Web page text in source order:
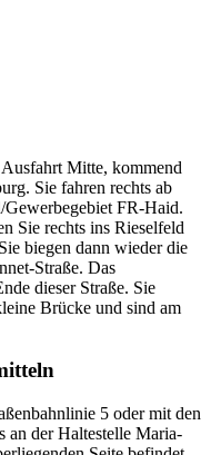
Mitte, kommend
Sie fahren rechts ab
FR-Haid.
Sie rechts ins Rieselfeld
biegen dann wieder die
Straße. Das
dieser Straße. Sie
Brücke und sind am
5 oder mit den
an der Haltestelle Maria-